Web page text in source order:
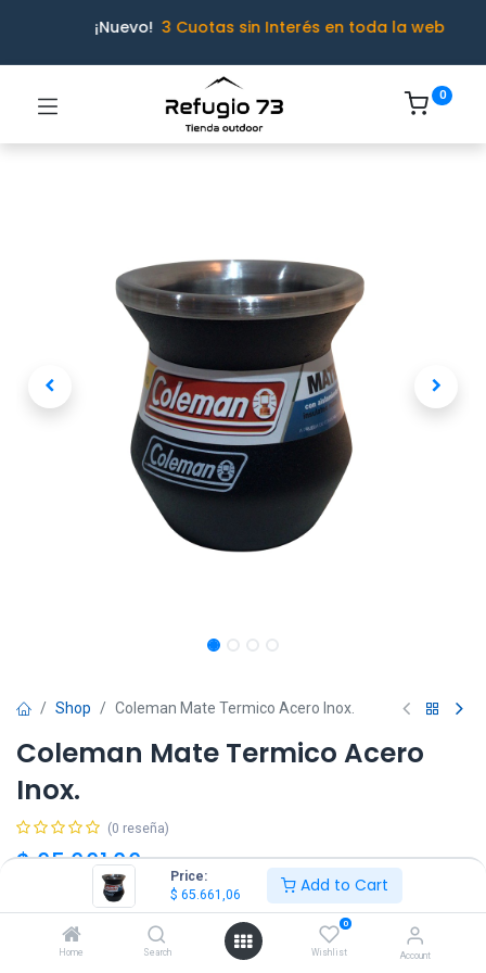
Price:
$ 65.661,06 Add to Cart
Home Search
0
Wishlist Account
¡Nuevo! 3 Cuotas sin Interés en toda la web
0
Shop Coleman Mate Termico Acero Inox.
Coleman Mate Termico Acero
Inox.
(0 reseña)
$65.661,06 IVA Incluido